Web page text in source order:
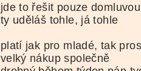
jde to řešit pouze
ty uděláš tohle, já tohle
platí jak pro mladé, tak
velký nákup společně